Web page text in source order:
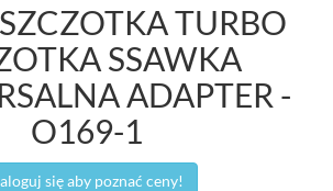
TURBO
SSAWKA
ADAPTER -
O169-1
się aby poznać ceny!